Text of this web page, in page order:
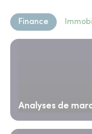
Finance
Analyses de